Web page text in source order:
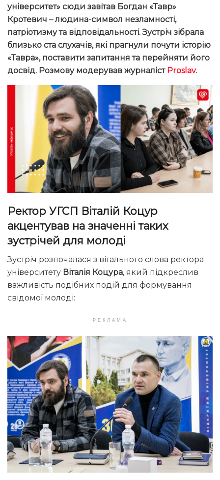
університет» сюди завітав Богдан «Тавр»
Кротевич – людина-символ незламності,
патріотизму та відповідальності. Зустріч зібрала
близько ста слухачів, які прагнули почути історію
«Тавра», поставити запитання та перейняти його
досвід. Розмову модерував журналіст Proslav.
Ректор УГСП Віталій Коцур
акцентував на значенні таких
зустрічей для молоді
Зустріч розпочалася з вітального слова ректора
університету Віталія Коцура, який підкреслив
важливість подібних подій для формування
свідомої молоді:
РЕКЛАМА